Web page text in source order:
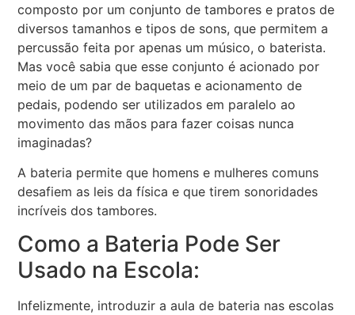
composto por um conjunto de tambores e pratos de
diversos tamanhos e tipos de sons, que permitem a
percussão feita por apenas um músico, o baterista.
Mas você sabia que esse conjunto é acionado por
meio de um par de baquetas e acionamento de
pedais, podendo ser utilizados em paralelo ao
movimento das mãos para fazer coisas nunca
imaginadas?
A bateria permite que homens e mulheres comuns
desafiem as leis da física e que tirem sonoridades
incríveis dos tambores.
Como a Bateria Pode Ser
Usado na Escola:
Infelizmente, introduzir a aula de bateria nas escolas